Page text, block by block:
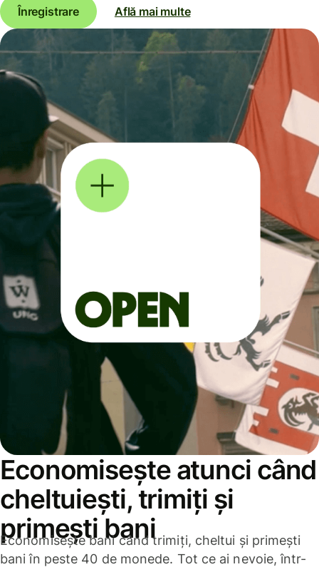
Înregistrare Află mai multe
Economisește atunci când
cheltuiești, trimiți și
primești bani
Economisește bani când trimiți, cheltui și primești
bani în peste 40 de monede. Tot ce ai nevoie, într-